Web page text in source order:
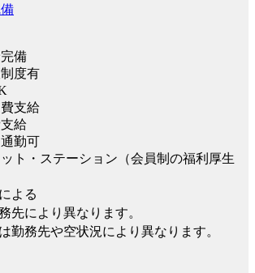
備
制度有
費支給
給
通勤可
ット・ステーション（会員制の福利厚生
よる
先により異なります。
勤務先や空状況により異なります。